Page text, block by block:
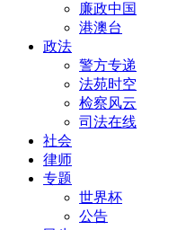
廉政中国
港澳台
政法
警方专递
法苑时空
检察风云
司法在线
社会
律师
专题
世界杯
公告